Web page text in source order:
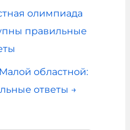
олимпиада
правильные
областной:
ответы →